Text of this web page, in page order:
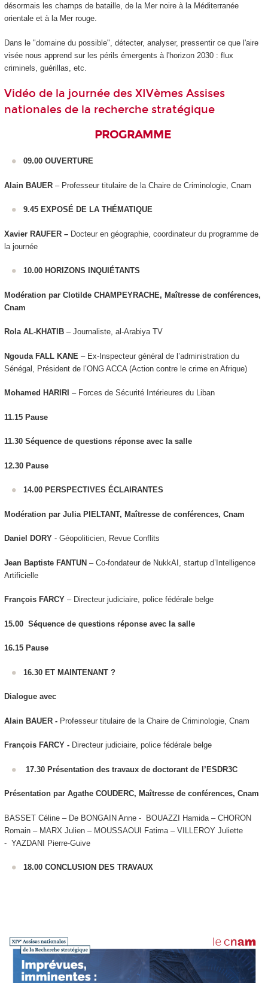
désormais les champs de bataille, de la Mer noire à la Méditerranée
orientale et à la Mer rouge.
Dans le "domaine du possible", détecter, analyser, pressentir ce que l'aire
visée nous ap­prend sur les périls émergents à l'horizon 2030 : flux
criminels, guérillas, etc.
Vidéo de la journée des XIVèmes Assises
nationales de la recherche stratégique
PROGRAMME
09.00 OUVERTURE
Alain BAUER– Professeur titulaire de la Chaire de Criminologie, Cnam
9.45 EXPOSÉ DE LA THÉMATIQUE
Xavier RAUFER – Docteur en géographie, coordinateur du programme de
la journée
10.00 HORIZONS INQUIÉTANTS
Modération par Clotilde CHAMPEYRACHE, Maîtresse de conférences,
Cnam
Rola AL-KHATIB – Journaliste, al-Arabiya TV
Ngouda FALL KANE – Ex-Inspecteur général de l’administration du
Sénégal, Président de l’ONG ACCA (Action contre le crime en Afrique)
Mohamed HARIRI – Forces de Sécurité Intérieures du Liban
11.15 Pause
11.30 Séquence de questions réponse avec la salle
12.30 Pause
14.00 PERSPECTIVES ÉCLAIRANTES
Modération par Julia PIELTANT, Maîtresse de conférences, Cnam
Daniel DORY- Géopoliticien, Revue Conflits
Jean Baptiste FANTUN – Co-fondateur de NukkAI, startup d’Intelligence
Artificielle
François FARCY– Directeur judiciaire, police fédérale belge
15.00 Séquence de questions réponse avec la salle
16.15 Pause
16.30 ET MAINTENANT ?
Dialogue avec
Alain BAUER - Professeur titulaire de la Chaire de Criminologie, Cnam
François FARCY - Directeur judiciaire, police fédérale belge
17.30 Présentation des travaux de doctorant de l’ESDR3C
Présentation par Agathe COUDERC, Maîtresse de conférences, Cnam
BASSET Céline – De BONGAIN Anne - BOUAZZI Hamida – CHORON
Romain – MARX Julien – MOUSSAOUI Fatima – VILLEROY Juliette
- YAZDANI Pierre-Guive
18.00 CONCLUSION DES TRAVAUX